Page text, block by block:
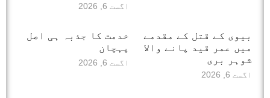
اگست 6, 2026
بیوی کے قتل کے مقدمے
میں عمر قید پانے والا
شوہر بری
اگست 6, 2026
خدمت کا جذبہ ہی اصل
پہچان
اگست 6, 2026